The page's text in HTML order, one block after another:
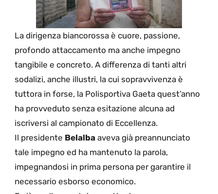
La dirigenza biancorossa è cuore, passione,
profondo attaccamento ma anche impegno
tangibile e concreto. A differenza di tanti altri
sodalizi, anche illustri, la cui sopravvivenza è
tuttora in forse, la Polisportiva Gaeta quest’anno
ha provveduto senza esitazione alcuna ad
iscriversi al campionato di Eccellenza.
Il presidente Belalba aveva già preannunciato
tale impegno ed ha mantenuto la parola,
impegnandosi in prima persona per garantire il
necessario esborso economico.